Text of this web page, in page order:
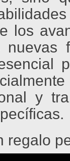
los
y
regalo